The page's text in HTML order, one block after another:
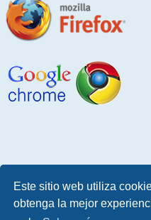
Este sitio web utiliza
obtenga la mejor